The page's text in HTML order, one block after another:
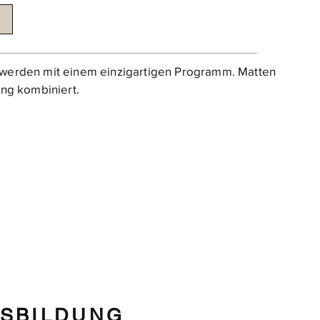
mit einem einzigartigen Programm. Matten
kombiniert.